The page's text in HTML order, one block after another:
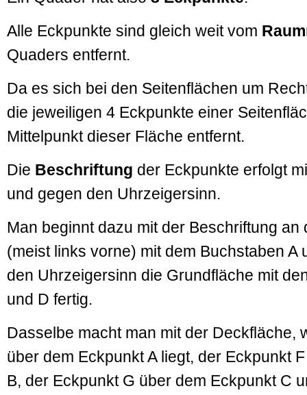
Alle Eckpunkte sind gleich weit vom
Quaders entfernt.
Da es sich bei den Seitenflächen um
die jeweiligen 4 Eckpunkte einer
Mittelpunkt dieser Fläche entfernt.
Die Beschriftung der Eckpunkte erfolgt
und gegen den Uhrzeigersinn.
Man beginnt dazu mit der Beschriftung an
(meist links vorne) mit dem Buchstaben A
den Uhrzeigersinn die Grundfläche mit
und D fertig.
Dasselbe macht man mit der Deckfläche,
über dem Eckpunkt A liegt, der Eckpunkt
B, der Eckpunkt G über dem Eckpunkt C